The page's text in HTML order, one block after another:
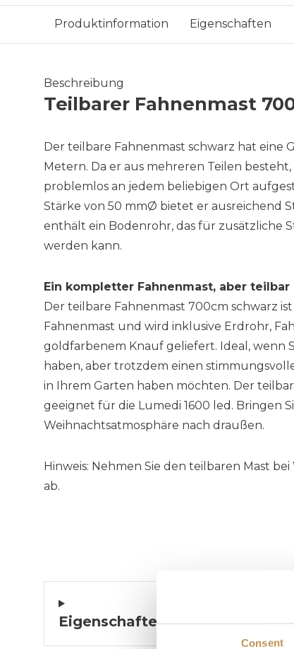
Consent
Produktinformation Eigenschaften
Beschreibung
Teilbarer Fahnenmast
Der teilbare Fahnenmast schwarz hat eine
Metern. Da er aus mehreren Teilen
problemlos an jedem beliebigen Ort
Stärke von 50 mmØ bietet er ausreichend
enthält ein Bodenrohr, das für zusätzliche
werden kann.
Ein kompletter Fahnenmast, aber teilbar
Der teilbare Fahnenmast 700cm schwarz
Fahnenmast und wird inklusive Erdrohr,
goldfarbenem Knauf geliefert. Ideal, wenn
haben, aber trotzdem einen
in Ihrem Garten haben möchten. Der
geeignet für die Lumedi 1600 led. Bringen
Weihnachtsatmosphäre nach draußen.
Hinweis: Nehmen Sie den teilbaren Mast
ab.
Eigenschaften
Wir sind sehr zufrieden mit unserem